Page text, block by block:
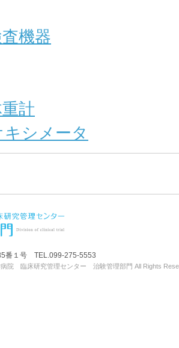
機器
計
シメータ
番１号 TEL.099-275-5553
病院 臨床研究管理センター 治験管理部門 All Rights